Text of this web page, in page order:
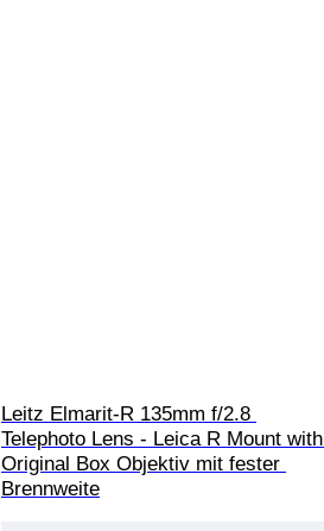
Leitz Elmarit-R 135mm f/2.8
Telephoto Lens - Leica R Mount with
Original Box Objektiv mit fester
Brennweite